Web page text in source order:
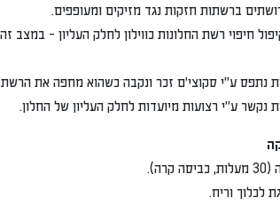
ברשתות חזקות נגד מזיקים ומעופפים.
חיפוי רשת החלונות כווילון לחלק העליון - במצב
נתפס ע"י סקוצי'ם זכר ונקבה כשהוא מחפה את הרשת
נקשר ע"י רצועות מיועדות לחלק העליון של החלון.
לכלוך וריח.